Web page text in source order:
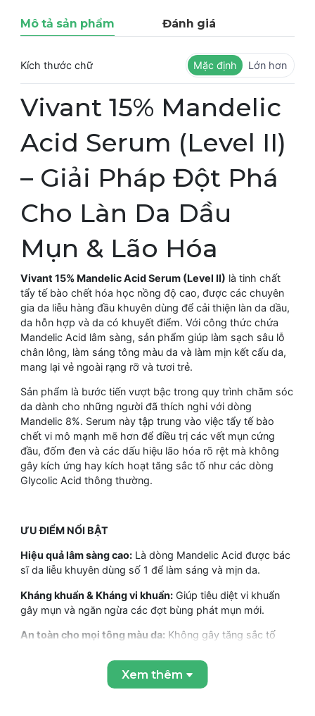
Mô tả sản phẩm Đánh giá
Kích thước chữ Mặc định Lớn hơn
Vivant 15% Mandelic
Acid Serum (Level II)
– Giải Pháp Đột Phá
Cho Làn Da Dầu
Mụn & Lão Hóa
Vivant 15% Mandelic Acid Serum (Level II) là tinh chất
tẩy tế bào chết hóa học nồng độ cao, được các chuyên
gia da liễu hàng đầu khuyên dùng để cải thiện làn da dầu,
da hỗn hợp và da có khuyết điểm. Với công thức chứa
Mandelic Acid lâm sàng, sản phẩm giúp làm sạch sâu lỗ
chân lông, làm sáng tông màu da và làm mịn kết cấu da,
mang lại vẻ ngoài rạng rỡ và tươi trẻ.
Sản phẩm là bước tiến vượt bậc trong quy trình chăm sóc
da dành cho những người đã thích nghi với dòng
Mandelic 8%. Serum này tập trung vào việc tẩy tế bào
chết vi mô mạnh mẽ hơn để điều trị các vết mụn cứng
đầu, đốm đen và các dấu hiệu lão hóa rõ rệt mà không
gây kích ứng hay kích hoạt tăng sắc tố như các dòng
Glycolic Acid thông thường.
ƯU ĐIỂM NỔI BẬT
Hiệu quả lâm sàng cao: Là dòng Mandelic Acid được bác
sĩ da liễu khuyên dùng số 1 để làm sáng và mịn da.
Kháng khuẩn & Kháng vi khuẩn: Giúp tiêu diệt vi khuẩn
gây mụn và ngăn ngừa các đợt bùng phát mụn mới.
An toàn cho mọi tông màu da: Không gây tăng sắc tố
màu hoặc nhạy cảm.
Tác động đa vùng:Có thể sử dụng hiệu quả cho cả vùng
Xem thêm